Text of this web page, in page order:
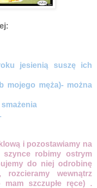
jesienią suszę ich
mojego męża)- można
i pozostawiamy na
robimy ostrym
do niej odrobinę
wewnątrz
szczupłe ręce) .